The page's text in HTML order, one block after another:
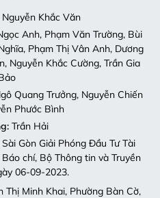
Nguyễn Khắc Văn
Anh, Phạm Văn Trường, Bùi
Phạm Thị Vân Anh, Dương
Nguyễn Khắc Cường, Trần Gia
Quang Trưởng, Nguyễn Chiến
Phước Bình
Trần Hải
Gòn Giải Phóng Đầu Tư Tài
chí, Bộ Thông tin và Truyền
06-09-2023.
Thị Minh Khai, Phường Bàn Cờ,